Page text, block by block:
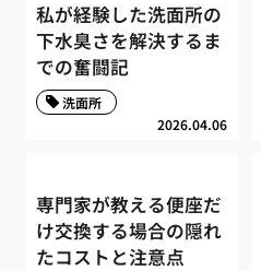
私が経験した洗面所の
下水臭さを解決するま
での奮闘記
2026.04.06
洗面所
専門家が教える便座だ
け交換する場合の隠れ
たコストと注意点